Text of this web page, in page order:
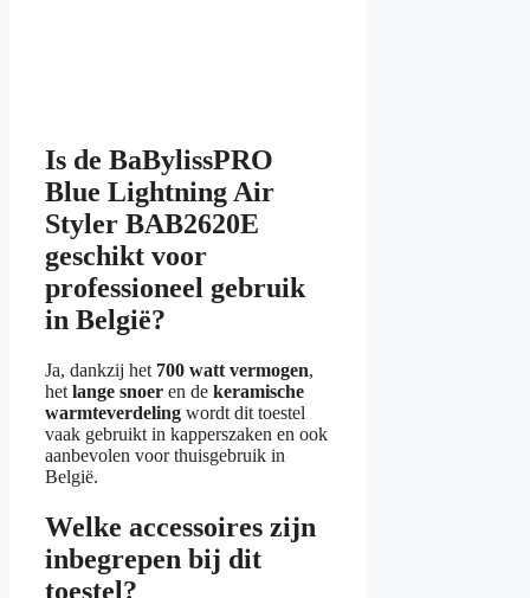
Is de BaBylissPRO
Blue Lightning Air
Styler BAB2620E
geschikt voor
professioneel gebruik
in België?
Ja, dankzij het 700 watt vermogen,
het lange snoer en de keramische
warmteverdeling wordt dit toestel
vaak gebruikt in kapperszaken en ook
aanbevolen voor thuisgebruik in
België.
Welke accessoires zijn
inbegrepen bij dit
toestel?